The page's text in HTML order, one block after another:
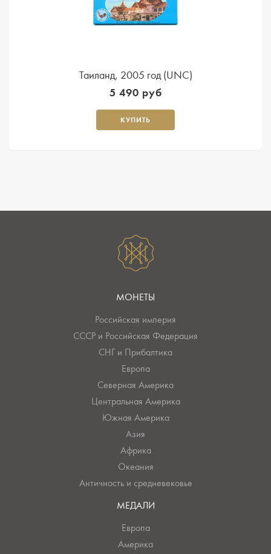
Таиланд, 2005 год (UNC)
5 490 руб
КУПИТЬ
МОНЕТЫ
Российская империя
СССР и Российская Федерация
СНГ и Прибалтика
Европа
Северная Америка
Центральная Америка
Южная Америка
Азия
Африка
Океания
Античность и средневековье
МЕДАЛИ
Европа
Америка